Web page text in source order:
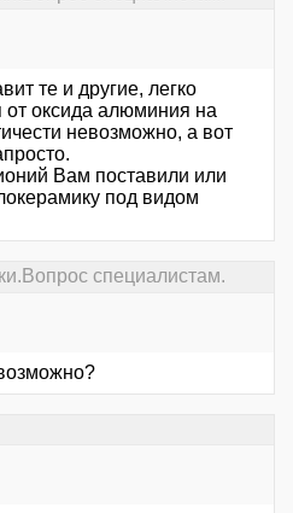
те и другие, легко
от оксида алюминия на
невозможно, а вот
Вам поставили или
под видом
специалистам.